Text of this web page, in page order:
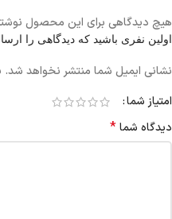
هیچ دیدگاهی برای این محصول
اولین نفری باشید که دیدگاهی را
نشانی ایمیل شما منتشر نخواهد شد.
امتیاز شما
دیدگاه شما*